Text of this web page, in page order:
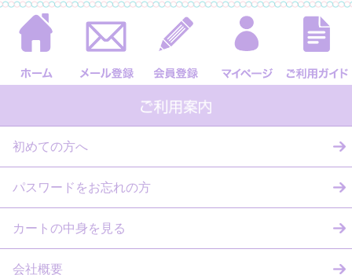
初めての方へ
パスワードをお忘れの方
カートの中身を見る
会社概要